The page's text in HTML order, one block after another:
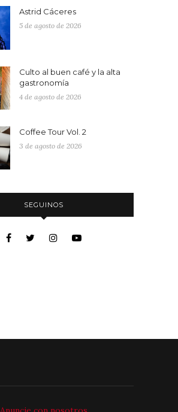
Astrid Cáceres
5 de agosto de 2026
Culto al buen café y la alta
gastronomía
4 de agosto de 2026
Coffee Tour Vol. 2
3 de agosto de 2026
SEGUINOS